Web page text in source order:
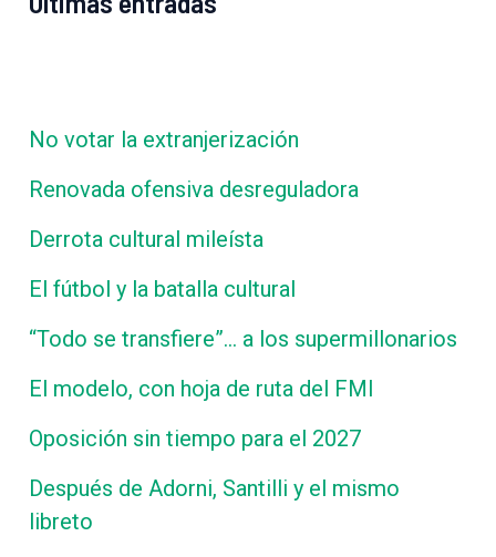
No votar la extranjerización
Renovada ofensiva desreguladora
Derrota cultural mileísta
El fútbol y la batalla cultural
“Todo se transfiere”… a los supermillonarios
El modelo, con hoja de ruta del FMI
Oposición sin tiempo para el 2027
Después de Adorni, Santilli y el mismo
libreto